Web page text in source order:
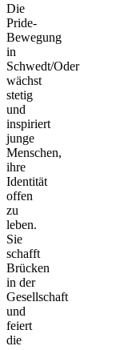
Die
Pride-
Bewegung
in
Schwedt/Oder
wächst
stetig
und
inspiriert
junge
Menschen,
ihre
Identität
offen
zu
leben.
Sie
schafft
Brücken
in der
Gesellschaft
und
feiert
die